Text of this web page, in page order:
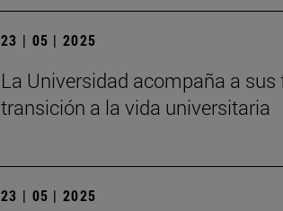
23 | 05 | 2025
La Universidad acompaña a
transición a la vida universitaria
23 | 05 | 2025